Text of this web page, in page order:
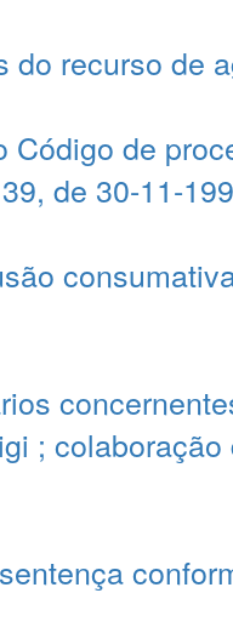
do recurso de
Código de
de 30-11-
;